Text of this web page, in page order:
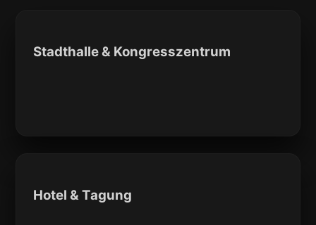
Stadthalle & Kongresszentrum
Hotel & Tagung